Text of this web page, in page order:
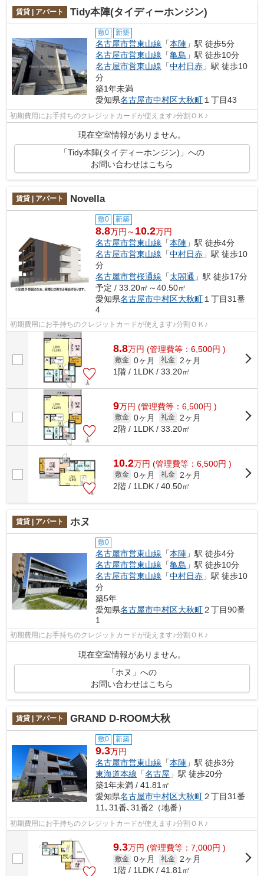
賃貸 | アパート Tidy本陣(タイディーホンジン)
敷0 新築
名古屋市営東山線 「本陣 」駅 徒歩5分
名古屋市営東山線 「亀島 」駅 徒歩10分
名古屋市営東山線 「中村日赤 」駅 徒歩10
分
築1年未満
愛知県名古屋市中村区大秋町 １丁目43
初期費用にお手持ちのクレジットカードが使えます♪分割ＯＫ♪
現在空室情報がありません。
「Tidy本陣(タイディーホンジン)」への
お問い合わせはこちら
賃貸 | アパート Novella
敷0 新築
8.8万円～ 10.2万円
名古屋市営東山線 「本陣 」駅 徒歩4分
名古屋市営東山線 「中村日赤 」駅 徒歩10
分
名古屋市営桜通線 「太閤通 」駅 徒歩17分
予定 / 33.20㎡～40.50㎡
愛知県名古屋市中村区大秋町 １丁目31番
4
初期費用にお手持ちのクレジットカードが使えます♪分割ＯＫ♪
8.8万円 (管理費等：6,500円 )
敷金 0ヶ月 礼金
2ヶ月
1階 / 1LDK / 33.20㎡
9万円 (管理費等：6,500円 )
敷金 0ヶ月 礼金
2ヶ月
2階 / 1LDK / 33.20㎡
10.2万円 (管理費等：6,500円 )
敷金 0ヶ月 礼金
2ヶ月
2階 / 1LDK / 40.50㎡
賃貸 | アパート ホヌ
敷0
名古屋市営東山線 「本陣 」駅 徒歩4分
名古屋市営東山線 「亀島 」駅 徒歩10分
名古屋市営東山線 「中村日赤 」駅 徒歩10
分
築5年
愛知県名古屋市中村区大秋町２丁目90番
1
初期費用にお手持ちのクレジットカードが使えます♪分割ＯＫ♪
現在空室情報がありません。
「ホヌ」への
お問い合わせはこちら
賃貸 | アパート GRAND D-ROOM大秋
敷0 新築
9.3万円
名古屋市営東山線 「本陣 」駅 徒歩3分
東海道本線 「名古屋 」駅 徒歩20分
築1年未満 / 41.81㎡
愛知県名古屋市中村区大秋町２丁目31番
11､31番､31番2（地番）
初期費用にお手持ちのクレジットカードが使えます♪分割ＯＫ♪
9.3万円 (管理費等：7,000円 )
敷金 0ヶ月 礼金
2ヶ月
1階 / 1LDK / 41.81㎡